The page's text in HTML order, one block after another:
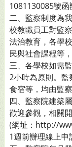
1081130085號函
二、監察制度為
校教職員工對監
法治教育，各學
民與社會課程等
三、各學校如需
2小時為原則。監
食宿等，均由監
四、監察院建築
歡迎參觀，相關
(網址：http://
1週前辦理線上申